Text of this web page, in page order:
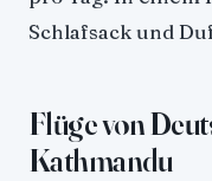
Schlafsack und
Flüge von
Kathmandu